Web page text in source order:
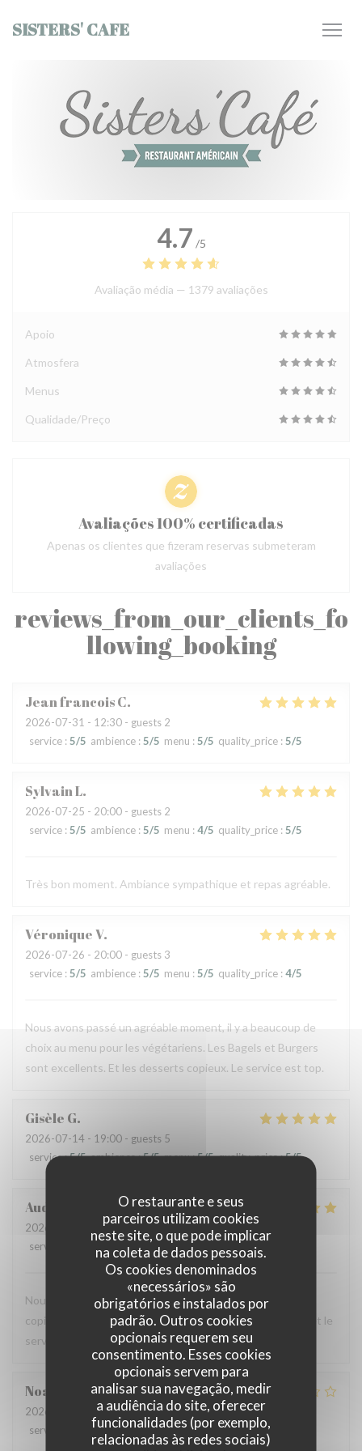
O restaurante e seus
parceiros utilizam cookies
neste site, o que pode implicar
na coleta de dados pessoais.
Os cookies denominados
«necessários» são
obrigatórios e instalados por
padrão. Outros cookies
opcionais requerem seu
consentimento. Esses cookies
opcionais servem para
analisar sua navegação, medir
a audiência do site, oferecer
funcionalidades (por exemplo,
relacionadas às redes sociais)
SISTERS' CAFE
reviews_from_our_clients_fo
llowing_booking
Jean francoisC
2026-07-31 - 12:30 - guests 2
service : 5/5 ambience : 5/5 menu : 5/5 quality_price : 5/5
SylvainL
2026-07-25 - 20:00 - guests 2
service : 5/5 ambience : 5/5 menu : 4/5 quality_price : 5/5
Très bon moment. Ambiance sympathique et repas agréable.
VéroniqueV
2026-07-26 - 20:00 - guests 3
service : 5/5 ambience : 5/5 menu : 5/5 quality_price : 4/5
Nous avons passé un agréable moment, il y a beaucoup de
choix au menu pour les végétariens. Les Bagels et Burgers
sont excellents. Et les desserts copieux. Le service est top.
Gisèle G
2026-07-14 - 19:00 - guests 5
service:5/5 ambience:5/5 menu:5/5 quality_price:5/5
Audrey
2026-07-12
- 12:00 - guests 2
service
ambience : /5 menu : quality_price
Nous avons testé le Sister's café pour un brunch entre
copines et n'avons pas été déçues : le menu est copieux et le
service très agréable.
Noah
2026-07-07
- 19:30 - guests 6
service
ambience: 4/5 menu : 1/5 quality_price
4.7 /5
Avaliação média — 1379 avaliações
Apoio
Atmosfera
Menus
Qualidade/Preço
Avaliações 100% certificadas
Apenas os clientes que fizeram reservas submeteram
avaliações